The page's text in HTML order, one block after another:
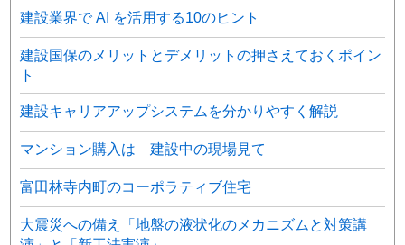
建設業界で AI を活用する10のヒント
建設国保のメリットとデメリットの押さえておくポイン
ト
建設キャリアアップシステムを分かりやすく解説
マンション購入は 建設中の現場見て
富田林寺内町のコーポラティブ住宅
大震災への備え「地盤の液状化のメカニズムと対策講